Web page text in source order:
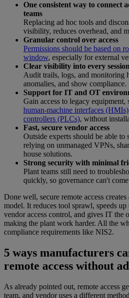
One consistent way to connect
teams
Replacing ad hoc tools and
visibility, reduces overhead, and
Granular control over access
Permissions should be based on
window, especially for external
Clear visibility into every session
Audit trails, logs, and monitoring
anomalies, and show compliance.
Support for IT and OT
Gain access to legacy equipment,
human-machine interfaces
controllers (PLCs), without
Fast, secure vendor access
Outside experts should be able
relying on unmanaged VPNs,
house solutions.
Strong security with minimal
Plant teams still need to
quickly, so governance can't
Done well, secure remote access
model. It reduces tool sprawl, speeds
vendor access control, and gives IT the
making the plant work harder. All the
compliance requirements like NIS2.
5 ways manufacturers
remote access without
As already pointed out, remote access
team, and vendor uses a different